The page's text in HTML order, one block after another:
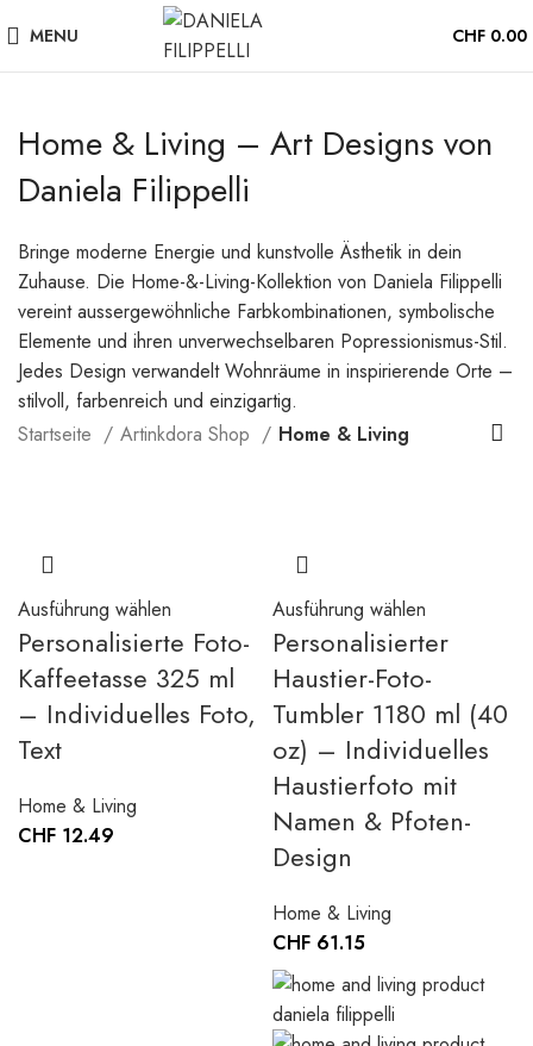
MENU CHF 0.00
Home & Living – Art Designs von
Daniela Filippelli
Bringe moderne Energie und kunstvolle Ästhetik in dein
Zuhause. Die Home-&-Living-Kollektion von Daniela Filippelli
vereint aussergewöhnliche Farbkombinationen, symbolische
Elemente und ihren unverwechselbaren Popressionismus-Stil.
Jedes Design verwandelt Wohnräume in inspirierende Orte –
stilvoll, farbenreich und einzigartig.
Startseite
Artinkdora Shop Home & Living
Ausführung wählen
Personalisierte Foto-
Kaffeetasse 325 ml
– Individuelles Foto,
Text
Home & Living
CHF 12.49
Ausführung wählen
Personalisierter
Haustier-Foto-
Tumbler 1180 ml (40
oz) – Individuelles
Haustierfoto mit
Namen & Pfoten-
Design
Home & Living
CHF 61.15